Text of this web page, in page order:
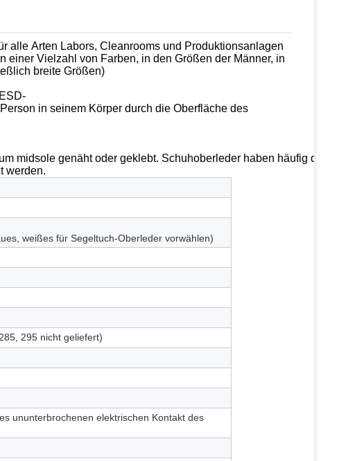
alle Arten Labors, Cleanrooms und Produktionsanlagen
einer Vielzahl von Farben, in den Größen der Männer, in
breite Größen)
in seinem Körper durch die Oberfläche des
midsole genäht oder geklebt. Schuhoberleder haben häufig die
werden.
weißes für Segeltuch-Oberleder vorwählen)
295 nicht geliefert)
ununterbrochenen elektrischen Kontakt des